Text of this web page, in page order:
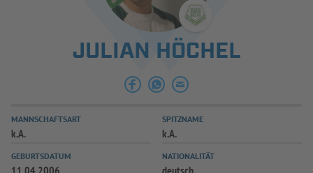
SPIELBETRIEB & VERBANDSLEBEN
AUSBILDUNG & FÖRDERUNG
SPIELPLUS
JULIAN HÖCHEL
MANNSCHAFTSART
k.A.
SPITZNAME
k.A.
GEBURTSDATUM
11.04.2006
NATIONALITÄT
deutsch